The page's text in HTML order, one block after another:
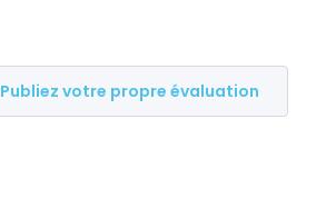
Publiez votre propre évaluation